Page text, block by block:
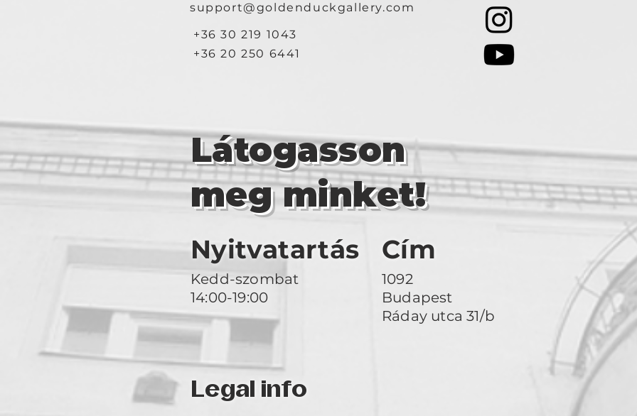
support@goldenduckgallery.com
+36 30 219 1043
+36 20 250 6441
Látogasson
meg minket!
Nyitvatartás Cím
Kedd-szombat
14:00-19:00
1092
Budapest
Ráday utca 31/b
Legal info